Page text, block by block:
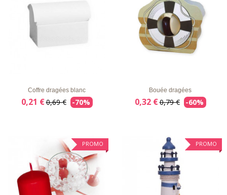
Coffre dragées blanc
0,21 €0,69 € -70%
Bouée dragées
0,32 €0,79 € -60%
PROMO PROMO